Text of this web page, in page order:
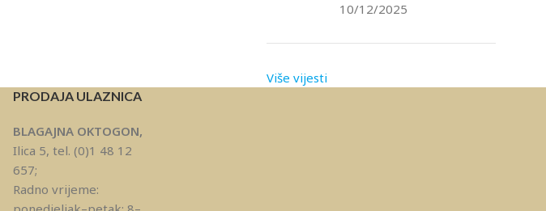
10/12/2025
Više vijesti
PRODAJA ULAZNICA
BLAGAJNA OKTOGON,
Ilica 5, tel. (0)1 48 12
657;
Radno vrijeme: